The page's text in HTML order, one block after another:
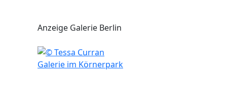
Anzeige Galerie Berlin
Galerie im Körnerpark